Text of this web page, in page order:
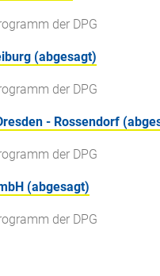
der DPG
(abgesagt)
der DPG
- Rossendorf
der DPG
(abgesagt)
der DPG